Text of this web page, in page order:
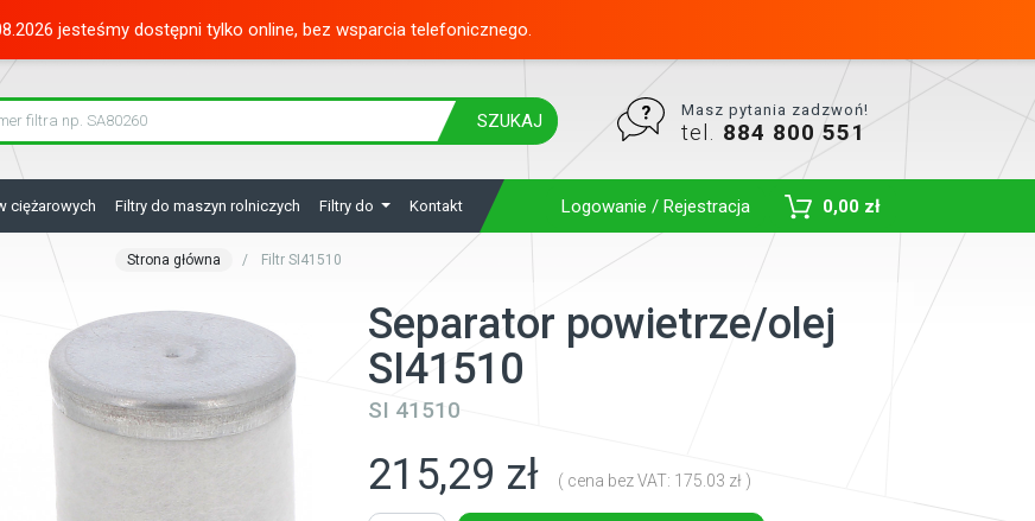
jesteśmy dostępni tylko online, bez wsparcia telefonicznego.
SZUKAJ
Masz pytania zadzwoń!
tel. 884 800 551
ciężarowych Filtry do maszyn rolniczych Filtry do Kontakt Logowanie / Rejestracja 0,00 zł
Strona główna Filtr SI41510
Separator powietrze/olej
SI41510
SI 41510
215,29 zł ( cena bez VAT: 175.03 zł )